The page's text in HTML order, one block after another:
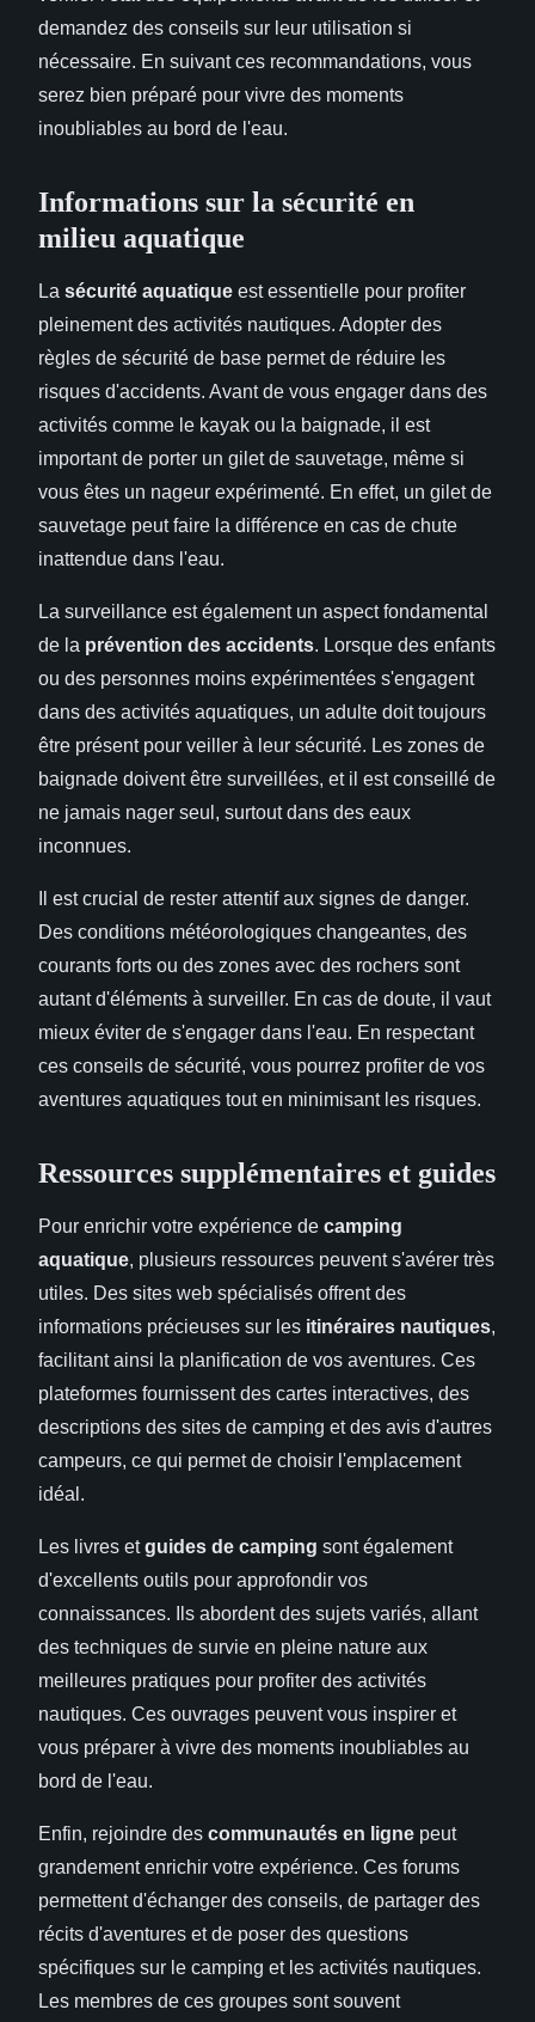
demandez des conseils sur leur utilisation si
nécessaire. En suivant ces recommandations, vous
serez bien préparé pour vivre des moments
inoubliables au bord de l'eau.
Informations sur la sécurité en
milieu aquatique
La sécurité aquatique est essentielle pour profiter
pleinement des activités nautiques. Adopter des
règles de sécurité de base permet de réduire les
risques d'accidents. Avant de vous engager dans des
activités comme le kayak ou la baignade, il est
important de porter un gilet de sauvetage, même si
vous êtes un nageur expérimenté. En effet, un gilet de
sauvetage peut faire la différence en cas de chute
inattendue dans l'eau.
La surveillance est également un aspect fondamental
de la prévention des accidents. Lorsque des enfants
ou des personnes moins expérimentées s'engagent
dans des activités aquatiques, un adulte doit toujours
être présent pour veiller à leur sécurité. Les zones de
baignade doivent être surveillées, et il est conseillé de
ne jamais nager seul, surtout dans des eaux
inconnues.
Il est crucial de rester attentif aux signes de danger.
Des conditions météorologiques changeantes, des
courants forts ou des zones avec des rochers sont
autant d'éléments à surveiller. En cas de doute, il vaut
mieux éviter de s'engager dans l'eau. En respectant
ces conseils de sécurité, vous pourrez profiter de vos
aventures aquatiques tout en minimisant les risques.
Ressources supplémentaires et guides
Pour enrichir votre expérience de camping
aquatique, plusieurs ressources peuvent s'avérer très
utiles. Des sites web spécialisés offrent des
informations précieuses sur les itinéraires nautiques,
facilitant ainsi la planification de vos aventures. Ces
plateformes fournissent des cartes interactives, des
descriptions des sites de camping et des avis d'autres
campeurs, ce qui permet de choisir l'emplacement
idéal.
Les livres etguides de camping sont également
d'excellents outils pour approfondir vos
connaissances. Ils abordent des sujets variés, allant
des techniques de survie en pleine nature aux
meilleures pratiques pour profiter des activités
nautiques. Ces ouvrages peuvent vous inspirer et
vous préparer à vivre des moments inoubliables au
bord de l'eau.
Enfin, rejoindre des communautés en ligne peut
grandement enrichir votre expérience. Ces forums
permettent d'échanger des conseils, de partager des
récits d'aventures et de poser des questions
spécifiques sur le camping et les activités nautiques.
Les membres de ces groupes sont souvent